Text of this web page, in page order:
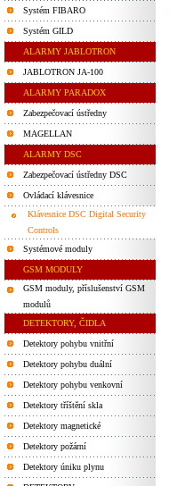
Systém FIBARO
Systém GILD
ALARMY JABLOTRON
JABLOTRON JA-100
ALARMY PARADOX
Zabezpečovací ústředny
MAGELLAN
ALARMY DSC
Zabezpečovací ústředny DSC
Ovládací klávesnice
Klávesnice DSC Digital Security
Controls
Systémové moduly
GSM MODULY
GSM moduly, příslušenství GSM
modulů
DETEKTORY, ČIDLA
Detektory pohybu vnitřní
Detektory pohybu duální
Detektory pohybu venkovní
Detektory tříštění skla
Detektory magnetické
Detektory požární
Detektory úniku plynu